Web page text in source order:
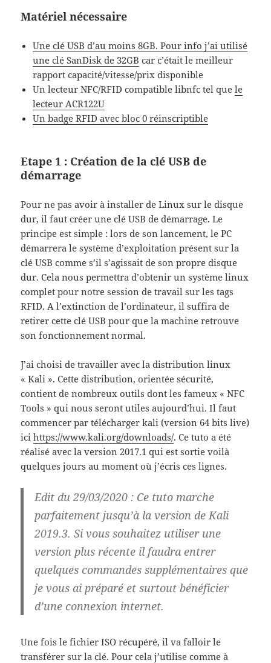
Matériel nécessaire
Une clé USB d’au moins 8GB. Pour info j’ai utilisé
une clé SanDisk de 32GB car c’était le meilleur
rapport capacité/vitesse/prix disponible
Un lecteur NFC/RFID compatible libnfc tel quele
lecteur ACR122U
Un badge RFID avec bloc 0 réinscriptible
Etape 1 : Création de la clé USB de
démarrage
Pour ne pas avoir à installer de Linux sur le disque
dur, il faut créer une clé USB de démarrage. Le
principe est simple : lors de son lancement, le PC
démarrera le système d’exploitation présent sur la
clé USB comme s’il s’agissait de son propre disque
dur. Cela nous permettra d’obtenir un système linux
complet pour notre session de travail sur les tags
RFID. A l’extinction de l’ordinateur, il suffira de
retirer cette clé USB pour que la machine retrouve
son fonctionnement normal.
J’ai choisi de travailler avec la distribution linux
« Kali ». Cette distribution, orientée sécurité,
contient de nombreux outils dont les fameux « NFC
Tools » qui nous seront utiles aujourd’hui. Il faut
commencer par télécharger kali (version 64 bits live)
icihttps://www.kali.org/downloads/. Ce tuto a été
réalisé avec la version 2017.1 qui est sortie voilà
quelques jours au moment où j’écris ces lignes.
Edit du 29/03/2020: Ce tuto marche
parfaitement jusqu’à la version de Kali
2019.3. Si vous souhaitez utiliser une
version plus récente il faudra entrer
quelques commandes supplémentaires que
je vous ai préparé et surtout bénéficier
d’une connexion internet.
Une fois le fichier ISO récupéré, il va falloir le
transférer sur la clé. Pour cela j’utilise comme à